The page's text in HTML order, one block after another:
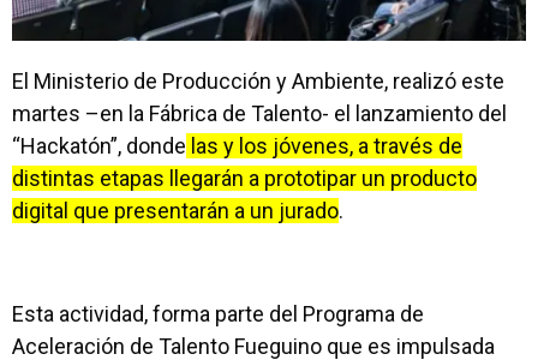
El Ministerio de Producción y Ambiente, realizó este
martes –en la Fábrica de Talento- el lanzamiento del
“Hackatón”, donde las y los jóvenes, a través de
distintas etapas llegarán a prototipar un producto
digital que presentarán a un jurado.
Esta actividad, forma parte del Programa de
Aceleración de Talento Fueguino que es impulsada